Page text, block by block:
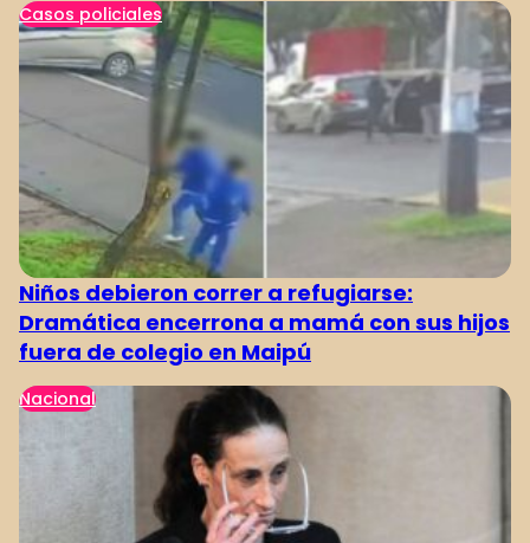
Casos policiales
Niños debieron correr a refugiarse:
Dramática encerrona a mamá con sus hijos
fuera de colegio en Maipú
Nacional